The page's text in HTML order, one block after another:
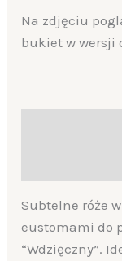
Na zdjęciu
bukiet w wersji
Subtelne róże
eustomami do
“Wdzięczny”.